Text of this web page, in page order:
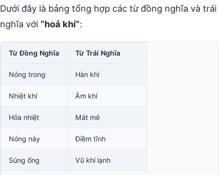
Dưới đây là bảng tổng hợp các từ đồng nghĩa và trái
nghĩa với “hoả khí”:
Từ Đồng Nghĩa Từ Trái Nghĩa
Nóng trong Hàn khí
Nhiệt khí Âm khí
Hỏa nhiệt Mát mẻ
Nóng nảy Điềm tĩnh
Súng ống Vũ khí lạnh